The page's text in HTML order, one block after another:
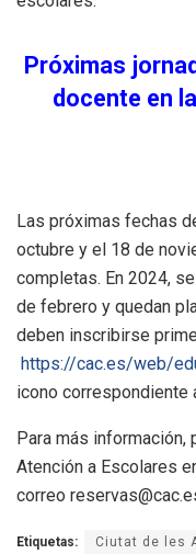
Próximas
docente en
Las próximas fechas
octubre y el 18 de
completas. En 2024,
de febrero y quedan
deben inscribirse
https://cac.es/web/
icono correspondiente
Para más
Atención a Escolares
correo
Etiquetas: Ciutat de les